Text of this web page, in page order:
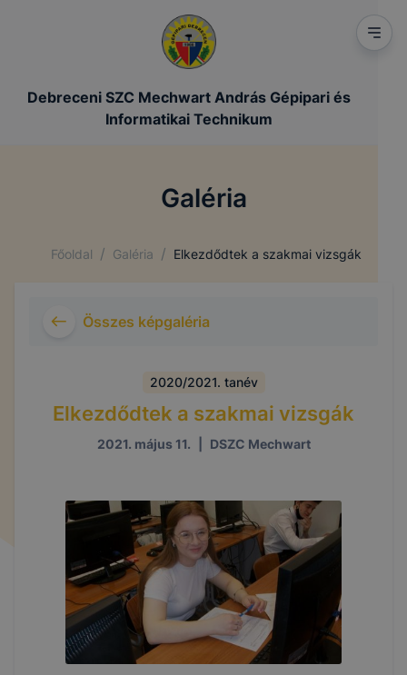
Debreceni SZC Mechwart András Gépipari és
Informatikai Technikum
Galéria
Főoldal / Galéria / Elkezdődtek a szakmai vizsgák
Összes képgaléria
2020/2021. tanév
Elkezdődtek a szakmai vizsgák
2021. május 11. DSZC Mechwart